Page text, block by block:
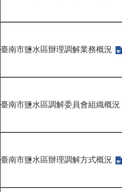
臺南市鹽水區辦理調解業務概況
臺南市鹽水區調解委員會組織概況
臺南市鹽水區辦理調解方式概況